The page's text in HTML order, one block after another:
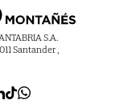
S.A.
Santander ,